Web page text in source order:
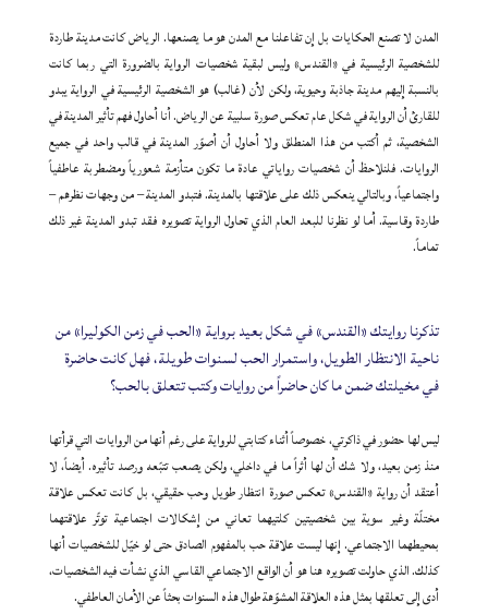
المدن لا تصنع الحكايات بل إن تفاعلنا مع المدن هو ما يصنعها. الرياض كانت مدينة طاردة
للشخصية الرئيسية في «القندس» وليس لبقية شخصيات الرواية بالضرورة التي ربما كانت
بالنسبة إليهم مدينة جاذبة وحيوية، ولكن لأن (غالب) هو الشخصية الرئيسية في الرواية يبدو
للقارئ أن الرواية في شكل عام تعكس صورة سلبية عن الرياض. أنا أحاول فهم تأثير المدينة في
الشخصية، ثم أكتب من هذا المنطلق ولا أحاول أن أصوّر المدينة في قالب واحد في جميع
الروايات. فلنلاحظ أن شخصيات رواياتي عادة ما تكون متأزمة شعورياً ومضطربة عاطفياً
واجتماعياً، وبالتالي ينعكس ذلك على علاقتها بالمدينة. فتبدو المدينة – من وجهات نظرهم –
طاردة وقاسية. أما لو نظرنا للبعد العام الذي تحاول الرواية تصويره فقد تبدو المدينة غير ذلك
تماماً.
تذكرنا روايتك «القندس» في شكل بعيد برواية «الحب في زمن الكوليرا» من
ناحية الانتظار الطويل، واستمرار الحب لسنوات طويلة، فهل كانت حاضرة
في مخيلتك ضمن ما كان حاضراً من روايات وكتب تتعلق بالحب؟
ليس لها حضور في ذاكرتي، خصوصاً أثناء كتابتي للرواية على رغم أنها من الروايات التي قرأتها
منذ زمن بعيد، ولا شك أن لها أثراً ما في داخلي، ولكن يصعب تتبّعه ورصد تأثيره. أيضاً، لا
أعتقد أن رواية «القندس» تعكس صورة انتظار طويل وحب حقيقي، بل كانت تعكس علاقة
مختلّة وغير سوية بين شخصيتين كلتيهما تعاني من إشكالات اجتماعية توتّر علاقتهما
بمحيطهما الاجتماعي. إنها ليست علاقة حب بالمفهوم الصادق حتى لو خيّل للشخصيات أنها
كذلك. الذي حاولت تصويره هنا هو أن الواقع الاجتماعي القاسي الذي نشأت فيه الشخصيات،
أدى إلى تعلقها بمثل هذه العلاقة المشوّهة طوال هذه السنوات بحثاً عن الأمان العاطفي.